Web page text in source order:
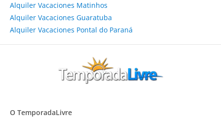
Alquiler Vacaciones Matinhos
Alquiler Vacaciones Guaratuba
Alquiler Vacaciones Pontal do Paraná
O TemporadaLivre